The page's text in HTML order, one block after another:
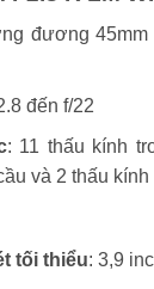
đương
đến f/22
: 11 thấu kính
và 2 thấu kính
tối thiểu: 3,9